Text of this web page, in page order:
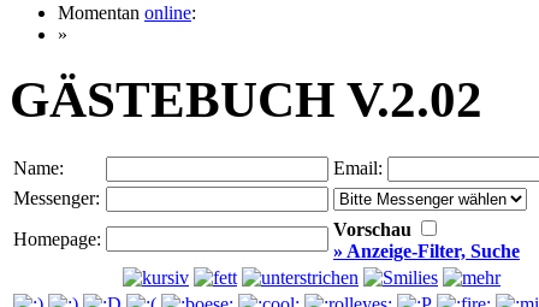
Momentan online:
»
GÄSTEBUCH V.2.02
Name:
Email:
Messenger:
Homepage:
Vorschau
» Anzeige-Filter, Suche